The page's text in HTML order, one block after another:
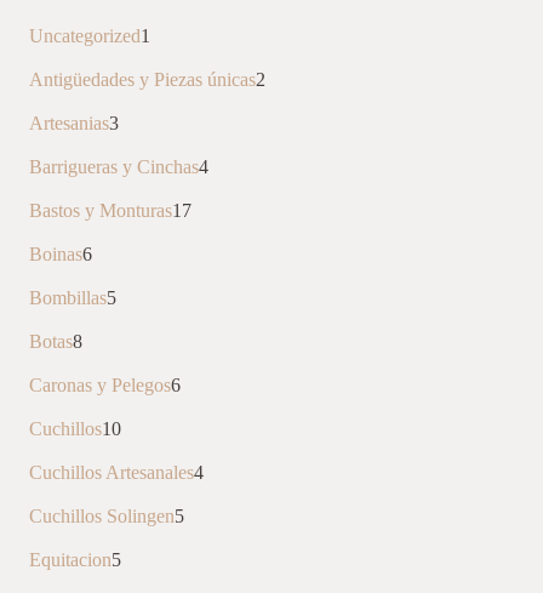
Uncategorized1
producto
Antigüedades y Piezas únicas2
Artesanias33
productos
Barrigueras y Cinchas44
Bastos y Monturas1717
Boinas66
productos
Bombillas55
Botas88
productos
Caronas y Pelegos66
Cuchillos1010
productos
Cuchillos Artesanales44
Cuchillos Solingen55
Equitacion55